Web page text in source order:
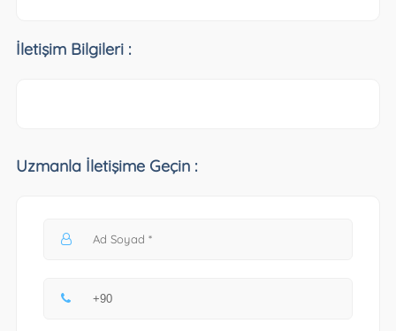
İletişim Bilgileri :
Uzmanla İletişime Geçin :